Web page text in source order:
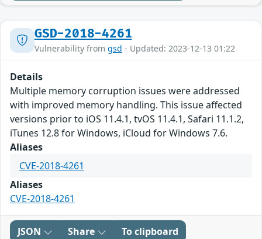
GSD-2018-4261
Vulnerability from gsd - Updated: 2023-12-13 01:22
Details
Multiple memory corruption issues were addressed
with improved memory handling. This issue affected
versions prior to iOS 11.4.1, tvOS 11.4.1, Safari 11.1.2,
iTunes 12.8 for Windows, iCloud for Windows 7.6.
Aliases
CVE-2018-4261
Aliases
CVE-2018-4261
JSON Share To clipboard